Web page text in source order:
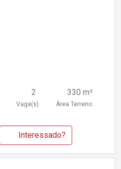
2
Vaga(s)
330 m²
Área Terreno
Interessado?